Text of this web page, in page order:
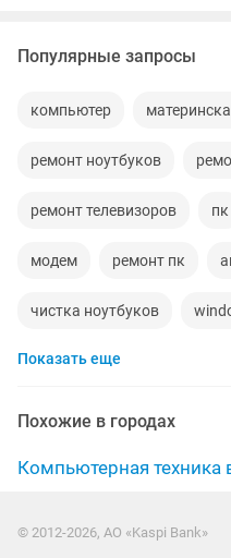
Популярные запросы
компьютер
ремонт ноутбуков
ремонт телевизоров пк
модем ремонт пк
чистка ноутбуков
качественный ремонт
заправка
Показать еще
Похожие в городах
Компьютерная техника
© 2012-2026, АО «Kaspi Bank»